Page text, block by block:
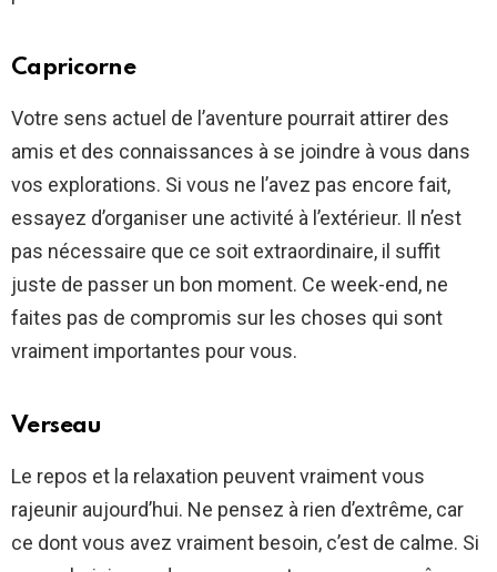
Capricorne
Votre sens actuel de l’aventure pourrait attirer des
amis et des connaissances à se joindre à vous dans
vos explorations. Si vous ne l’avez pas encore fait,
essayez d’organiser une activité à l’extérieur. Il n’est
pas nécessaire que ce soit extraordinaire, il suffit
juste de passer un bon moment. Ce week-end, ne
faites pas de compromis sur les choses qui sont
vraiment importantes pour vous.
Verseau
Le repos et la relaxation peuvent vraiment vous
rajeunir aujourd’hui. Ne pensez à rien d’extrême, car
ce dont vous avez vraiment besoin, c’est de calme. Si